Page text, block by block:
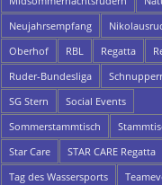
Neujahrsempfang
Oberhof
RBL Regatta
Ruder-Bundesliga
SG Stern
Social Events
Sommerstammtisch
Star Care
STAR CARE Regatta
Tag des Wassersports